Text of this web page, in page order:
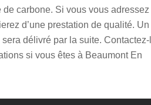
carbone. Si vous vous adressez
d’une prestation de qualité. Un
délivré par la suite.
si vous êtes à Beaumont En